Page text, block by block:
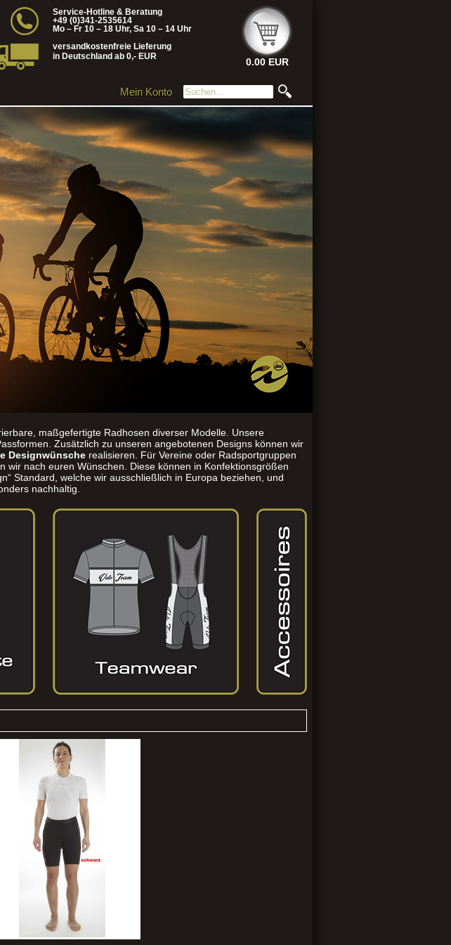
versandkostenfreie Lieferung
in Deutschland ab 0,- EUR
Service-Hotline & Beratung
+49 (0)341-2535614
Mo – Fr 10 – 18 Uhr, Sa 10 – 14 Uhr
0.00 EUR
Mein Konto
maßgefertigte Radhosen diverser Modelle. Unsere
Zusätzlich zu unseren angebotenen Designs können wir
Designwünsche realisieren. Für Vereine oder Radsportgruppen
wir nach euren Wünschen. Diese können in Konfektionsgrößen
Standard, welche wir ausschließlich in Europa beziehen, und
nachhaltig.